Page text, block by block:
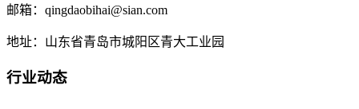
邮箱：qingdaobihai@sian.com
地址：山东省青岛市城阳区青大工业园
行业动态